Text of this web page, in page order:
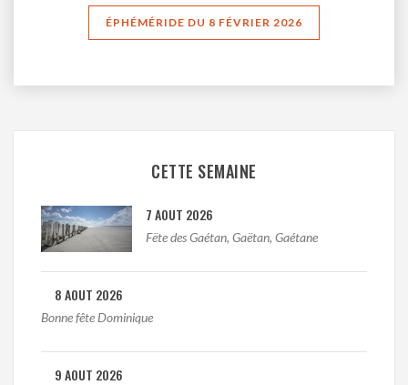
ÉPHÉMÉRIDE DU 8 FÉVRIER 2026
CETTE SEMAINE
7 AOUT 2026
Fëte des Gaétan, Gaëtan, Gaétane
8 AOUT 2026
Bonne fête Dominique
9 AOUT 2026